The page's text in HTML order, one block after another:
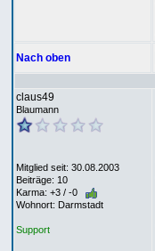
Nach oben
claus49
Blaumann
Mitglied seit: 30.08.2003
Beiträge: 10
Karma: +3 / -0
Wohnort: Darmstadt
Support